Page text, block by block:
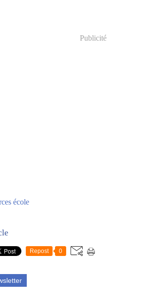
Publicité
école
Repost 0